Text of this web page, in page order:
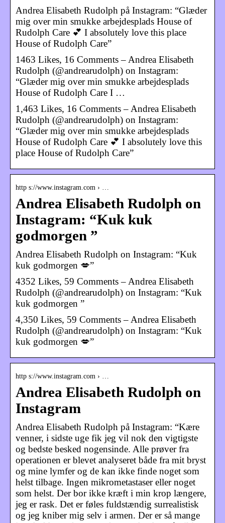
Andrea Elisabeth Rudolph på Instagram: “Glæder
mig over min smukke arbejdesplads House of
Rudolph Care 💕 I absolutely love this place
House of Rudolph Care”
1463 Likes, 16 Comments – Andrea Elisabeth
Rudolph (@andrearudolph) on Instagram:
“Glæder mig over min smukke arbejdesplads
House of Rudolph Care I …
1,463 Likes, 16 Comments – Andrea Elisabeth
Rudolph (@andrearudolph) on Instagram:
“Glæder mig over min smukke arbejdesplads
House of Rudolph Care 💕 I absolutely love this
place House of Rudolph Care”
http s://www.instagram.com › …
Andrea Elisabeth Rudolph on
Instagram: “Kuk kuk
godmorgen ”
Andrea Elisabeth Rudolph on Instagram: “Kuk
kuk godmorgen 💋”
4352 Likes, 59 Comments – Andrea Elisabeth
Rudolph (@andrearudolph) on Instagram: “Kuk
kuk godmorgen ”
4,350 Likes, 59 Comments – Andrea Elisabeth
Rudolph (@andrearudolph) on Instagram: “Kuk
kuk godmorgen 💋”
http s://www.instagram.com › …
Andrea Elisabeth Rudolph on
Instagram
Andrea Elisabeth Rudolph på Instagram: “Kære
venner, i sidste uge fik jeg vil nok den vigtigste
og bedste besked nogensinde. Alle prøver fra
operationen er blevet analyseret både fra mit bryst
og mine lymfer og de kan ikke finde noget som
helst tilbage. Ingen mikrometastaser eller noget
som helst. Der bor ikke kræft i min krop længere,
jeg er rask. Det er føles fuldstændig surrealistisk
og jeg kniber mig selv i armen. Der er så mange